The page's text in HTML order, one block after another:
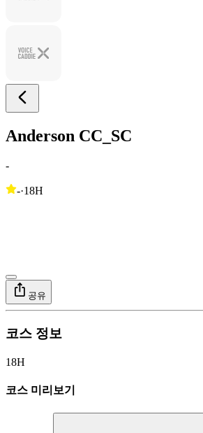
Anderson CC_SC
-
-·18H
공유
코스 정보
18H
코스 미리보기